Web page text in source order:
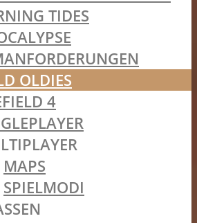
TIDES
OLDIES
4
MAPS
SPIELMODI